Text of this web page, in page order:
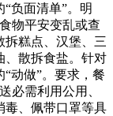
负面清单”。明
物平安变乱或查
拆糕点、汉堡、三
、散拆食盐。针对
动做”。要求，餐
必需利用公用、
毒、佩带口罩等具